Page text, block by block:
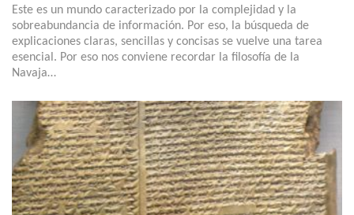
Este es un mundo caracterizado por la complejidad y la
sobreabundancia de información. Por eso, la búsqueda de
explicaciones claras, sencillas y concisas se vuelve una tarea
esencial. Por eso nos conviene recordar la filosofía de la
Navaja…